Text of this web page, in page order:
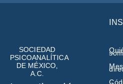
SOCIEDAD
PSICOANALÍTICA
DE MÉXICO,
A.C.